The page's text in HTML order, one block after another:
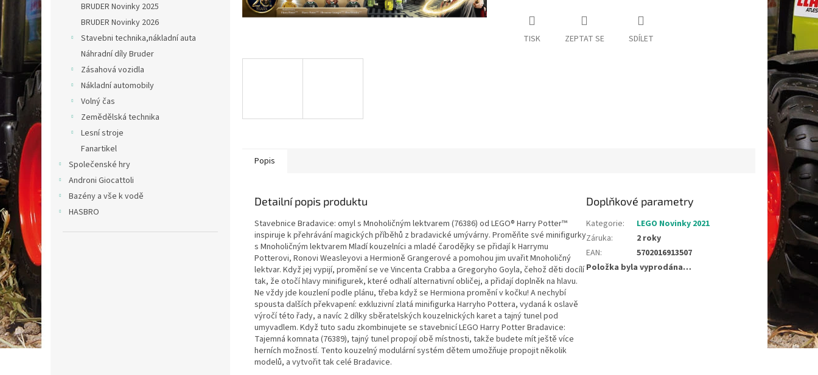
BRUDER Novinky 2025
BRUDER Novinky 2026
Stavebni technika,nákladní auta
Náhradní díly Bruder
Zásahová vozidla
Nákladní automobily
Volný čas
Zemědělská technika
Lesní stroje
Fanartikel
Společenské hry
Androni Giocattoli
Bazény a vše k vodě
HASBRO
TISK ZEPTAT SE SDÍLET
Popis
Detailní popis produktu
Stavebnice Bradavice: omyl s Mnoholičným lektvarem (76386) od LEGO® Harry Potter™
inspiruje k přehrávání magických příběhů z bradavické umývárny. Proměňte své minifigurky
s Mnoholičným lektvarem Mladí kouzelníci a mladé čarodějky se přidají k Harrymu
Potterovi, Ronovi Weasleyovi a Hermioně Grangerové a pomohou jim uvařit Mnoholičný
lektvar. Když jej vypijí, promění se ve Vincenta Crabba a Gregoryho Goyla, čehož děti docílí
tak, že otočí hlavy minifigurek, které odhalí alternativní obličej, a přidají doplněk na hlavu.
Ne vždy jde kouzlení podle plánu, třeba když se Hermiona promění v kočku! A nechybí
spousta dalších překvapení: exkluzivní zlatá minifigurka Harryho Pottera, vydaná k oslavě
výročí této řady, a navíc 2 dílky sběratelských kouzelnických karet a tajný tunel pod
umyvadlem. Když tuto sadu zkombinujete se stavebnicí LEGO Harry Potter Bradavice:
Tajemná komnata (76389), tajný tunel propojí obě místnosti, takže budete mít ještě více
herních možností. Tento kouzelný modulární systém dětem umožňuje propojit několik
modelů, a vytvořit tak celé Bradavice.
Doplňkové parametry
Kategorie:
LEGO Novinky 2021
Záruka:
2 roky
EAN:
5702016913507
Položka byla vyprodána…